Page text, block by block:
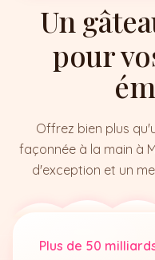
Un
pour
Offrez bien plus
façonnée à la main à
d'exception et un
Plus de 50